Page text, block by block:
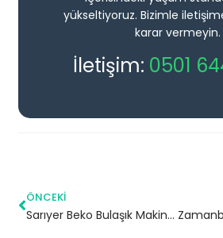
yükseltiyoruz. Bizimle
karar vermeyin.
İletişim: 0501
ÖNCEKI
Sarıyer Beko Bulaşık Makinesi Servisi